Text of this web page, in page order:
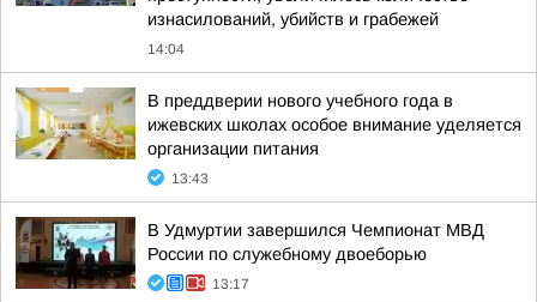
изнасилований, убийств и грабежей
14:04
В преддверии нового учебного года в
ижевских школах особое внимание уделяется
организации питания
13:43
В Удмуртии завершился Чемпионат МВД
России по служебному двоеборью
13:17